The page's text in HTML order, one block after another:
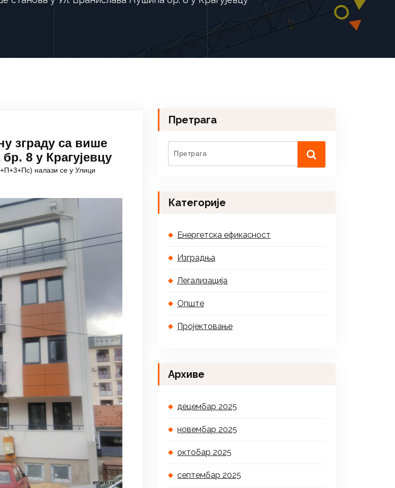
зграду са више
8 у Крагујевцу
налази се у Улици
Претрага
Категорије
Енергетска ефикасност
Изградња
Легализација
Опште
Пројектовање
Архиве
децембар 2025
новембар 2025
октобар 2025
септембар 2025